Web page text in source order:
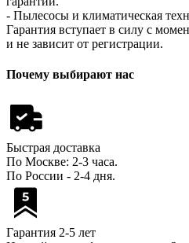
- Пылесосы и климатическая
Гарантия вступает в силу с
и не зависит от регистрации.
Почему выбирают нас
Быстрая доставка
По Москве: 2-3 часа.
По России - 2-4 дня.
Гарантия 2-5 лет